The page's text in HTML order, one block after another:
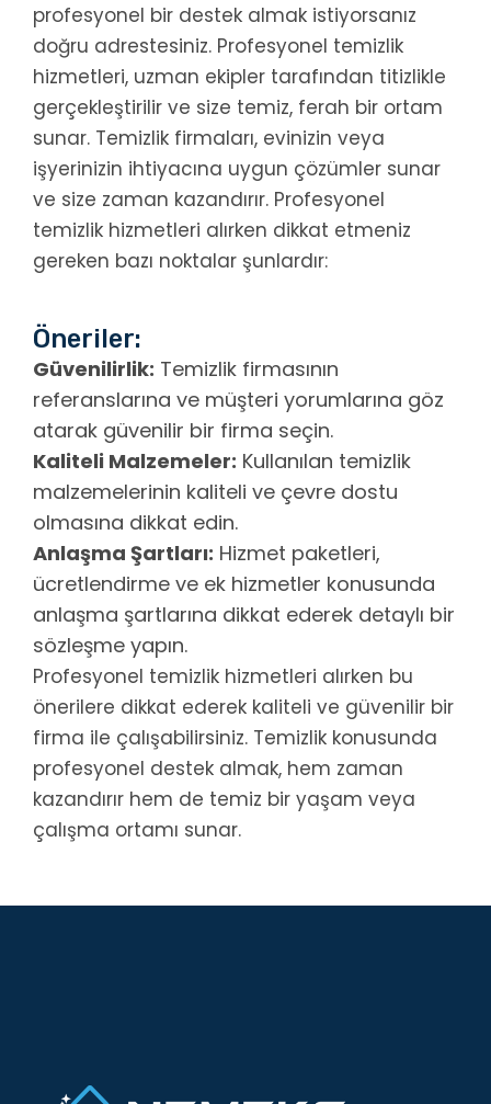
profesyonel bir destek almak istiyorsanız
doğru adrestesiniz. Profesyonel temizlik
hizmetleri, uzman ekipler tarafından titizlikle
gerçekleştirilir ve size temiz, ferah bir ortam
sunar. Temizlik firmaları, evinizin veya
işyerinizin ihtiyacına uygun çözümler sunar
ve size zaman kazandırır. Profesyonel
temizlik hizmetleri alırken dikkat etmeniz
gereken bazı noktalar şunlardır:
Öneriler:
Güvenilirlik: Temizlik firmasının
referanslarına ve müşteri yorumlarına göz
atarak güvenilir bir firma seçin.
Kaliteli Malzemeler: Kullanılan temizlik
malzemelerinin kaliteli ve çevre dostu
olmasına dikkat edin.
Anlaşma Şartları: Hizmet paketleri,
ücretlendirme ve ek hizmetler konusunda
anlaşma şartlarına dikkat ederek detaylı bir
sözleşme yapın.
Profesyonel temizlik hizmetleri alırken bu
önerilere dikkat ederek kaliteli ve güvenilir bir
firma ile çalışabilirsiniz. Temizlik konusunda
profesyonel destek almak, hem zaman
kazandırır hem de temiz bir yaşam veya
çalışma ortamı sunar.